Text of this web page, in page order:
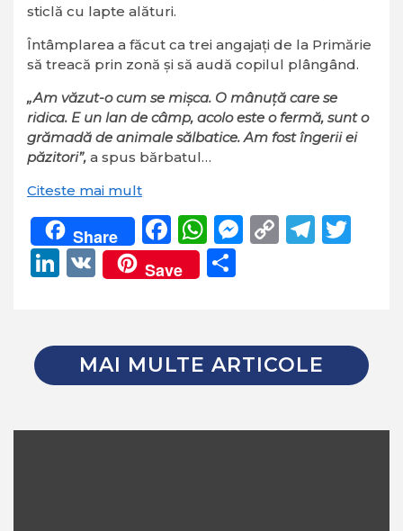
sticlă cu lapte alături.
Întâmplarea a făcut ca trei angajaţi de la Primărie
să treacă prin zonă şi să audă copilul plângând.
„Am văzut-o cum se mişca. O mânuţă care se
ridica. E un lan de câmp, acolo este o fermă, sunt o
grămadă de animale sălbatice. Am fost îngerii ei
păzitori”, a spus bărbatul…
Citeste mai mult
Share Facebook
WhatsApp
Messenger
Copy
LinkedIn
VK Save
MAI MULTE ARTICOLE